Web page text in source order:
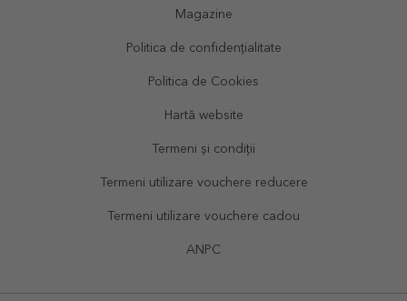
Magazine
Politica de confidențialitate
Politica de Cookies
Hartă website
Termeni și condiții
Termeni utilizare vouchere reducere
Termeni utilizare vouchere cadou
ANPC